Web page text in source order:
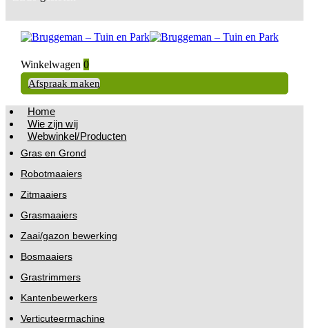
Winkelwagen 0
Afspraak maken
Home
Wie zijn wij
Webwinkel/Producten
Gras en Grond
Robotmaaiers
Zitmaaiers
Grasmaaiers
Zaai/gazon bewerking
Bosmaaiers
Grastrimmers
Kantenbewerkers
Verticuteermachine